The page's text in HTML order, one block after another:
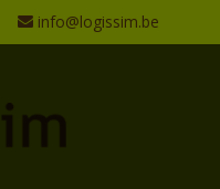
info@logissim.be